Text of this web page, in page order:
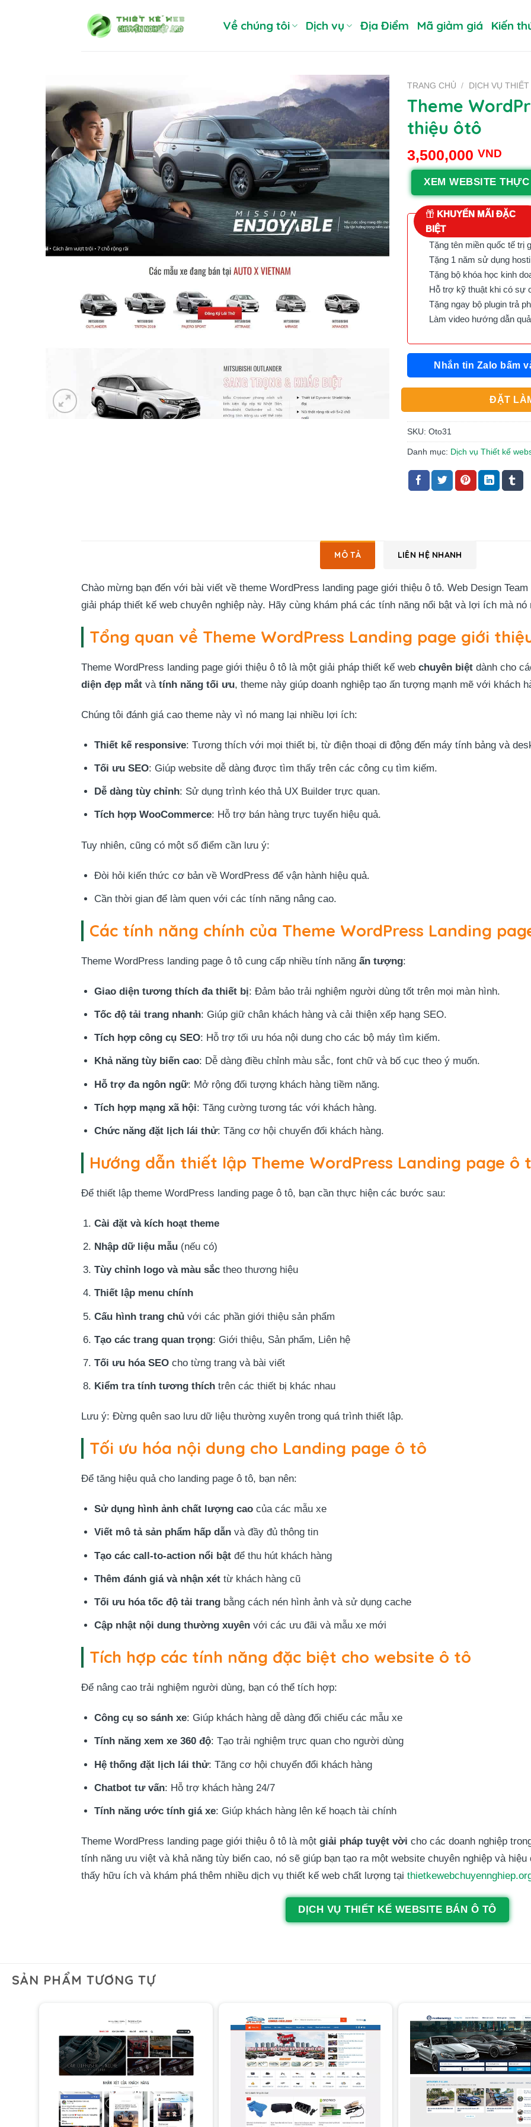
Về chúng tôi Dịch vụ Địa Điểm Mã giảm giá Kiến
TRANG CHỦ / DỊCH VỤ
Theme
thiệu ôtô
3,500,000 VND
XEM WEBSITE
KHUYẾN MÃI ĐẶC
BIỆT
Tặng tên miền quốc tế trị
Tặng 1 năm sử dụng
Tặng bộ khóa học kinh
Hỗ trợ kỹ thuật khi có sự
Tặng ngay bộ plugin trả
Làm video hướng dẫn
Nhắn tin Zalo bấm
ĐẶT
SKU: Oto31
Danh mục: Dịch vụ Thiết kế
MÔ TẢ LIÊN HỆ NHANH
Chào mừng bạn đến với bài viết về theme WordPress landing page giới thiệu ô tô. Web Design
giải pháp thiết kế web chuyên nghiệp này. Hãy cùng khám phá các tính năng nổi bật và lợi ích mà nó
Tổng quan về Theme WordPress Landing page giới
Theme WordPress landing page giới thiệu ô tô là một giải pháp thiết kế web chuyên biệt dành cho
diện đẹp mắt và tính năng tối ưu, theme này giúp doanh nghiệp tạo ấn tượng mạnh mẽ với khách
Chúng tôi đánh giá cao theme này vì nó mang lại nhiều lợi ích:
Thiết kế responsive: Tương thích với mọi thiết bị, từ điện thoại di động đến máy tính bảng và
Tối ưu SEO: Giúp website dễ dàng được tìm thấy trên các công cụ tìm kiếm.
Dễ dàng tùy chỉnh: Sử dụng trình kéo thả UX Builder trực quan.
Tích hợp WooCommerce: Hỗ trợ bán hàng trực tuyến hiệu quả.
Tuy nhiên, cũng có một số điểm cần lưu ý:
Đòi hỏi kiến thức cơ bản về WordPress để vận hành hiệu quả.
Cần thời gian để làm quen với các tính năng nâng cao.
Các tính năng chính của Theme WordPress Landing
Theme WordPress landing page ô tô cung cấp nhiều tính năng ấn tượng:
Giao diện tương thích đa thiết bị: Đảm bảo trải nghiệm người dùng tốt trên mọi màn hình.
Tốc độ tải trang nhanh: Giúp giữ chân khách hàng và cải thiện xếp hạng SEO.
Tích hợp công cụ SEO: Hỗ trợ tối ưu hóa nội dung cho các bộ máy tìm kiếm.
Khả năng tùy biến cao: Dễ dàng điều chỉnh màu sắc, font chữ và bố cục theo ý muốn.
Hỗ trợ đa ngôn ngữ: Mở rộng đối tượng khách hàng tiềm năng.
Tích hợp mạng xã hội: Tăng cường tương tác với khách hàng.
Chức năng đặt lịch lái thử: Tăng cơ hội chuyển đổi khách hàng.
Hướng dẫn thiết lập Theme WordPress Landing page ô
Để thiết lập theme WordPress landing page ô tô, bạn cần thực hiện các bước sau:
Cài đặt và kích hoạt theme
Nhập dữ liệu mẫu (nếu có)
Tùy chỉnh logo và màu sắc theo thương hiệu
Thiết lập menu chính
Cấu hình trang chủ với các phần giới thiệu sản phẩm
Tạo các trang quan trọng: Giới thiệu, Sản phẩm, Liên hệ
Tối ưu hóa SEO cho từng trang và bài viết
Kiểm tra tính tương thích trên các thiết bị khác nhau
Lưu ý: Đừng quên sao lưu dữ liệu thường xuyên trong quá trình thiết lập.
Tối ưu hóa nội dung cho Landing page ô tô
Để tăng hiệu quả cho landing page ô tô, bạn nên:
Sử dụng hình ảnh chất lượng cao của các mẫu xe
Viết mô tả sản phẩm hấp dẫn và đầy đủ thông tin
Tạo các call-to-action nổi bật để thu hút khách hàng
Thêm đánh giá và nhận xét từ khách hàng cũ
Tối ưu hóa tốc độ tải trang bằng cách nén hình ảnh và sử dụng cache
Cập nhật nội dung thường xuyên với các ưu đãi và mẫu xe mới
Tích hợp các tính năng đặc biệt cho website ô tô
Để nâng cao trải nghiệm người dùng, bạn có thể tích hợp:
Công cụ so sánh xe: Giúp khách hàng dễ dàng đối chiếu các mẫu xe
Tính năng xem xe 360 độ: Tạo trải nghiệm trực quan cho người dùng
Hệ thống đặt lịch lái thử: Tăng cơ hội chuyển đổi khách hàng
Chatbot tư vấn: Hỗ trợ khách hàng 24/7
Tính năng ước tính giá xe: Giúp khách hàng lên kế hoạch tài chính
Theme WordPress landing page giới thiệu ô tô là một giải pháp tuyệt vời cho các doanh nghiệp
tính năng ưu việt và khả năng tùy biến cao, nó sẽ giúp bạn tạo ra một website chuyên nghiệp và
thấy hữu ích và khám phá thêm nhiều dịch vụ thiết kế web chất lượng tại
DỊCH VỤ THIẾT KẾ WEBSITE BÁN Ô TÔ
SẢN PHẨM TƯƠNG TỰ